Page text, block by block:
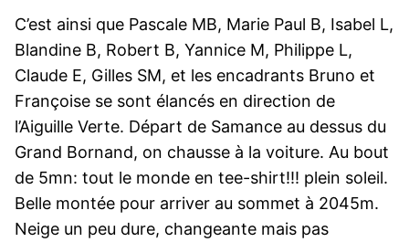
C’est ainsi que Pascale MB, Marie Paul B, Isabel L,
Blandine B, Robert B, Yannice M, Philippe L,
Claude E, Gilles SM, et les encadrants Bruno et
Françoise se sont élancés en direction de
l’Aiguille Verte. Départ de Samance au dessus du
Grand Bornand, on chausse à la voiture. Au bout
de 5mn: tout le monde en tee-shirt!!! plein soleil.
Belle montée pour arriver au sommet à 2045m.
Neige un peu dure, changeante mais pas